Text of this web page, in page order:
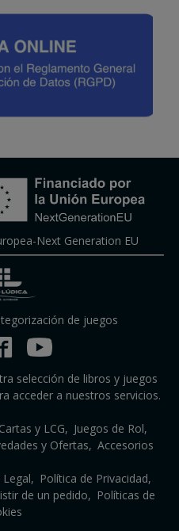
Next Generation EU
de juegos
selección de libros y juegos
acceder a nuestros servicios.
y LCG
Juegos de Rol
y Ofertas Accesorios
Política de Privacidad
de un pedido
Políticas de